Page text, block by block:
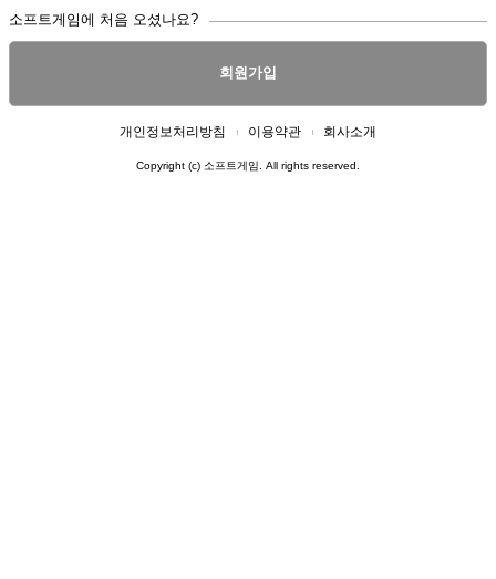
소프트게임에 처음 오셨나요?
회원가입
개인정보처리방침 이용약관 회사소개
Copyright (c) 소프트게임. All rights reserved.